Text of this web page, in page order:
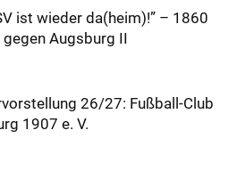
ist wieder da(heim)!” – 1860
Augsburg II
26/27: Fußball-Club
1907 e. V.